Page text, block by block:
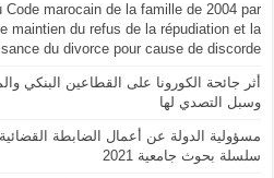
Code marocain de la famille de 2004 par
maintien du refus de la répudiation et la
du divorce pour cause de discorde
أثر جائحة الكورونا على القطاعين البنكي
وسبل التصدي لها
مسؤولية الدولة عن أعمال الضابطة
سلسلة بحوث جامعية 2021